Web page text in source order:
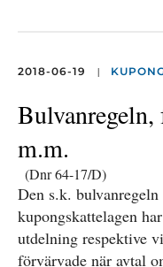
2018-06-19 |
m.m.
(Dnr 64-17/D)
Den s.k.
kupongskattelagen
utdelning respektive
förvärvade när avtal